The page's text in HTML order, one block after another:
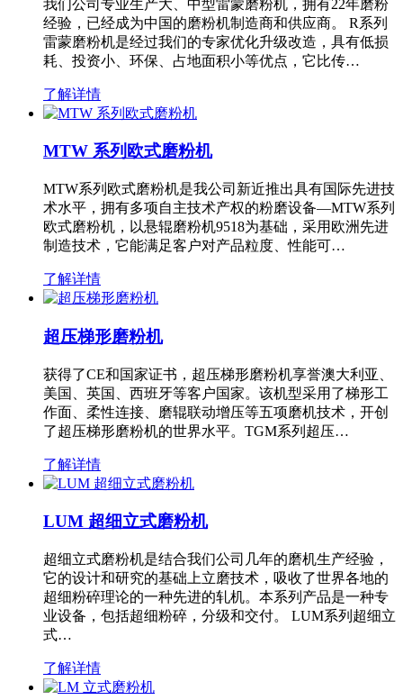
我们公司专业生产大、中型雷蒙磨粉机，拥有22年磨粉
经验，已经成为中国的磨粉机制造商和供应商。 R系列
雷蒙磨粉机是经过我们的专家优化升级改造，具有低损
耗、投资小、环保、占地面积小等优点，它比传…
了解详情
MTW 系列欧式磨粉机
MTW系列欧式磨粉机是我公司新近推出具有国际先进技
术水平，拥有多项自主技术产权的粉磨设备—MTW系列
欧式磨粉机，以悬辊磨粉机9518为基础，采用欧洲先进
制造技术，它能满足客户对产品粒度、性能可…
了解详情
超压梯形磨粉机
获得了CE和国家证书，超压梯形磨粉机享誉澳大利亚、
美国、英国、西班牙等客户国家。该机型采用了梯形工
作面、柔性连接、磨辊联动增压等五项磨机技术，开创
了超压梯形磨粉机的世界水平。TGM系列超压…
了解详情
LUM 超细立式磨粉机
超细立式磨粉机是结合我们公司几年的磨机生产经验，
它的设计和研究的基础上立磨技术，吸收了世界各地的
超细粉碎理论的一种先进的轧机。本系列产品是一种专
业设备，包括超细粉碎，分级和交付。 LUM系列超细立
式…
了解详情